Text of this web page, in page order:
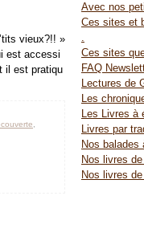
vieux?!! »
est accessi
il est pratiqu
Avec nos
Ces sites et
.
Ces sites
FAQ
Lectures de
Les
Les Livres à
Livres par
Nos balades
Nos livres
Nos livres